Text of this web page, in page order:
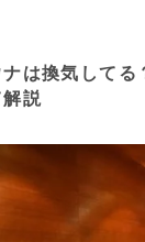
は換気してる
説